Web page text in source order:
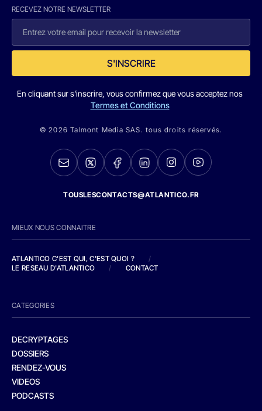
RECEVEZ NOTRE NEWSLETTER
S'INSCRIRE
En cliquant sur s'inscrire, vous confirmez que vous acceptez nos
Termes et Conditions
© 2026 Talmont Media SAS. tous droits réservés.
TOUSLESCONTACTS@ATLANTICO.FR
MIEUX NOUS CONNAITRE
ATLANTICO C'EST QUI, C'EST QUOI ?
/
LE RESEAU D'ATLANTICO
/ CONTACT
CATEGORIES
DECRYPTAGES
DOSSIERS
RENDEZ-VOUS
VIDEOS
PODCASTS